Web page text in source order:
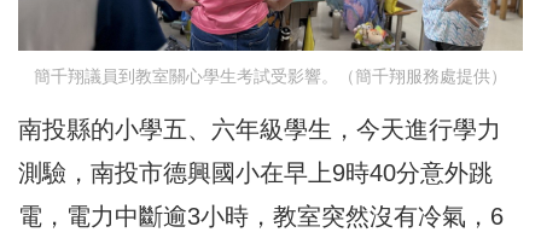
簡千翔議員到教室關心學生考試受影響。（簡千翔服務處提供）
南投縣的小學五、六年級學生，今天進行學力
測驗，南投市德興國小在早上9時40分意外跳
電，電力中斷逾3小時，教室突然沒有冷氣，6